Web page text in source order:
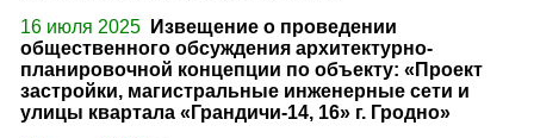
16 июля 2025
Извещение о проведении
общественного обсуждения архитектурно-
планировочной концепции по объекту: «Проект
застройки, магистральные инженерные сети и
улицы квартала «Грандичи-14, 16» г. Гродно»